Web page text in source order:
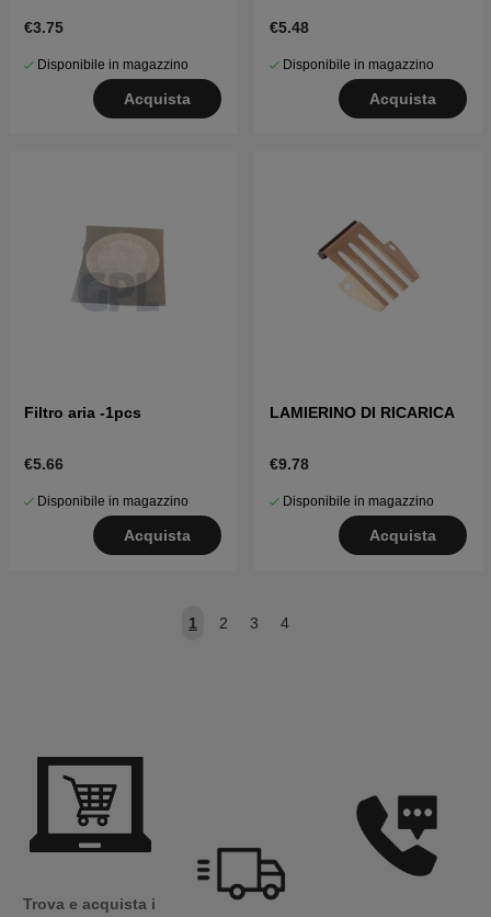
€3.75
Disponibile in magazzino
Acquista
€5.48
Disponibile in magazzino
Acquista
Filtro aria -1pcs
€5.66
Disponibile in magazzino
Acquista
LAMIERINO DI RICARICA
€9.78
Disponibile in magazzino
Acquista
1 2 3 4
Trova e acquista i